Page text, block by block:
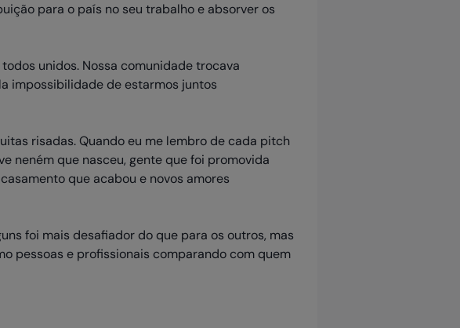
para o país no seu trabalho e absorver os
unidos. Nossa comunidade trocava
impossibilidade de estarmos juntos
risadas. Quando eu me lembro de cada pitch
neném que nasceu, gente que foi promovida
que acabou e novos amores
foi mais desafiador do que para os outros, mas
pessoas e profissionais comparando com quem